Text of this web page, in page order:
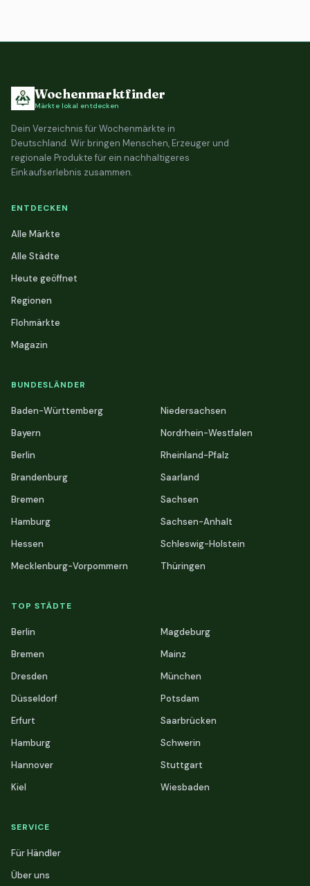
Wochenmarktfinder
Märkte lokal entdecken
Dein Verzeichnis für Wochenmärkte in
Deutschland. Wir bringen Menschen, Erzeuger und
regionale Produkte für ein nachhaltigeres
Einkaufserlebnis zusammen.
ENTDECKEN
Alle Märkte
Alle Städte
Heute geöffnet
Regionen
Flohmärkte
Magazin
BUNDESLÄNDER
Baden-Württemberg
Bayern
Berlin
Brandenburg
Bremen
Hamburg
Hessen
Mecklenburg-Vorpommern
Niedersachsen
Nordrhein-Westfalen
Rheinland-Pfalz
Saarland
Sachsen
Sachsen-Anhalt
Schleswig-Holstein
Thüringen
TOP STÄDTE
Berlin
Bremen
Dresden
Düsseldorf
Erfurt
Hamburg
Hannover
Kiel
Magdeburg
Mainz
München
Potsdam
Saarbrücken
Schwerin
Stuttgart
Wiesbaden
SERVICE
Für Händler
Über uns